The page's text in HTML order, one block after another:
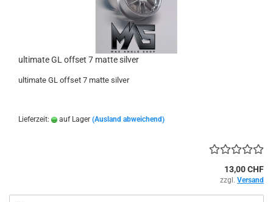
ultimate GL offset 7 matte silver
ultimate GL offset 7 matte silver
Lieferzeit: auf Lager (Ausland abweichend)
13,00 CHF
zzgl. Versand